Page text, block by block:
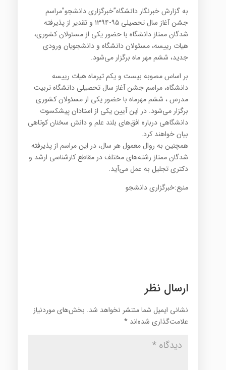
به گزارش خبرنگار دانشگاه”خبرگزاری دانشجو”مراسم
جشن آغاز سال تحصيلي ۹۵-۱۳۹۴ و تقدير از پذيرفته
شدگان ممتاز دانشگاه با حضور یکی از مسئولان کشوری،
هيات رييسه، مسئولان دانشگاه و دانشجويان ورودي
جديد، ششم مهر ماه برگزار می‌شود.
بر اساس مصوبه بیست و یکم تیرماه هیات رییسه
دانشگاه، مراسم جشن آغاز سال تحصیلی دانشگاه تربیت
مدرس ، ششم مهرماه با حضور یکی از مسئولان کشوری
برگزار می‌شود. در این آیین یکی از استادان پیشکسوت
دانشگاهی درباره افق‌های بلند علم و دانش سخنان کوتاهی
بیان خواهند کرد.
همچنین به روال معمول هر سال، در این مراسم از پذیرفته
شدگان ممتاز رشته‌های مختلف در مقاطع کارشناسی ارشد و
دکتری تجلیل به عمل می‌آید.
منبع:خبرگزاری دانشجو
ارسال نظر
نشانی ایمیل شما منتشر نخواهد شد. بخش‌های موردنیاز
علامت‌گذاری شده‌اند *